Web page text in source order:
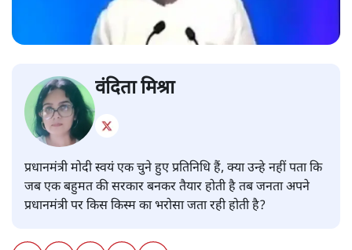
वंदिता मिश्रा
प्रधानमंत्री मोदी स्वयं एक चुने हुए प्रतिनिधि हैं, क्या उन्हे नहीं पता कि
जब एक बहुमत की सरकार बनकर तैयार होती है तब जनता अपने
प्रधानमंत्री पर किस किस्म का भरोसा जता रही होती है?